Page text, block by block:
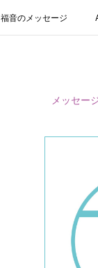
福音のメッセージ
メッセー